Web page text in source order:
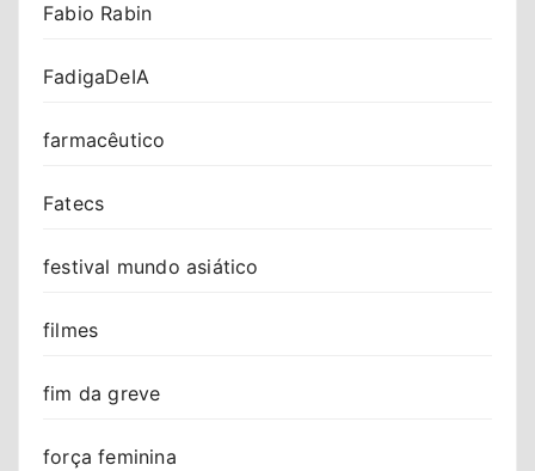
Fabio Rabin
FadigaDeIA
farmacêutico
Fatecs
festival mundo asiático
filmes
fim da greve
força feminina